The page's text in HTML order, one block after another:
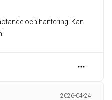
och hantering! Kan
2026-04-24